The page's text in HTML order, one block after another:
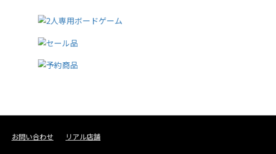
お問い合わせ リアル店舗